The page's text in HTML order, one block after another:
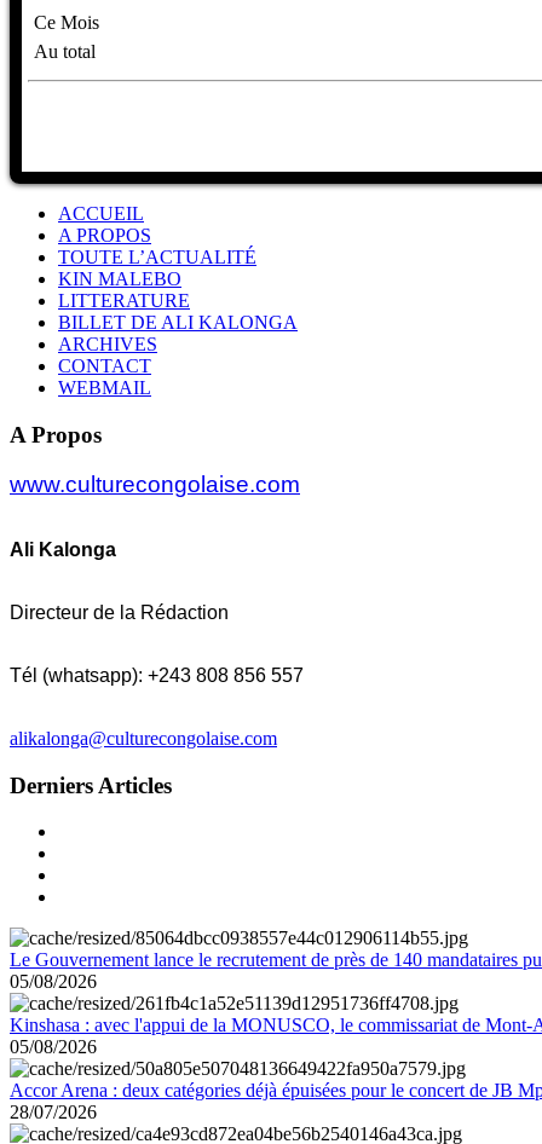
Ce Mois
Au total
ACCUEIL
A PROPOS
TOUTE L’ACTUALITÉ
KIN MALEBO
LITTERATURE
BILLET DE ALI KALONGA
ARCHIVES
CONTACT
WEBMAIL
A Propos
www.culturecongolaise.com
Ali Kalonga
Directeur de la Rédaction
Tél (whatsapp): +243 808 856 557
alikalonga@culturecongolaise.com
Derniers Articles
Le Gouvernement lance le recrutement de près de 140 mandataires
05/08/2026
Kinshasa : avec l'appui de la MONUSCO, le commissariat de Mont-
05/08/2026
Accor Arena : deux catégories déjà épuisées pour le concert de JB
28/07/2026